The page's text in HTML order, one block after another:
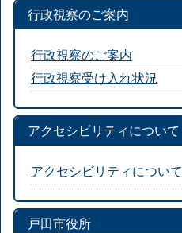
行政視察のご案内
行政視察のご案内
行政視察受け入れ状況
アクセシビリティについて
アクセシビリティについて
戸田市役所